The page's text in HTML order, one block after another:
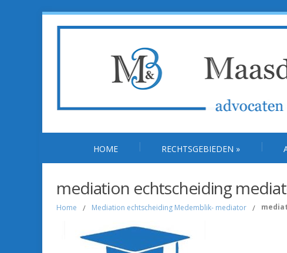
HOME RECHTSGEBIEDEN »
mediation echtscheiding
Home / Mediation echtscheiding Medemblik- mediator /